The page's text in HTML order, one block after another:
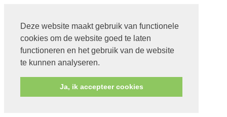
Deze website maakt gebruik van functionele
cookies om de website goed te laten
functioneren en het gebruik van de website
te kunnen analyseren.
Ja, ik accepteer cookies